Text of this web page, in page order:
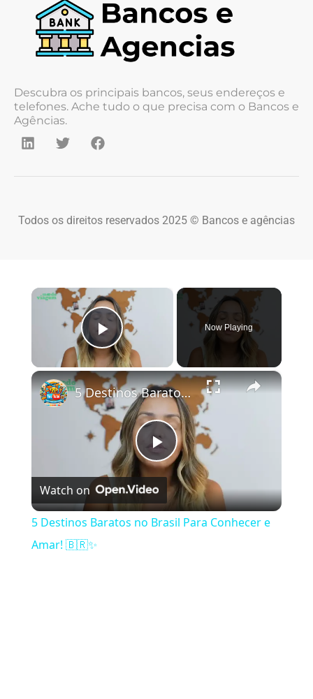
Descubra os principais bancos, seus endereços e
telefones. Ache tudo o que precisa com o Bancos e
Agências.
Todos os direitos reservados 2025 © Bancos e agências
×
Play Video
Now Playing
×
Play Video
5 Destinos Baratos no Brasil Para Conhecer e Amar! 🇧🇷✨
Watch on
5 Destinos Baratos no Brasil Para Conhecer e
Amar! 🇧🇷✨